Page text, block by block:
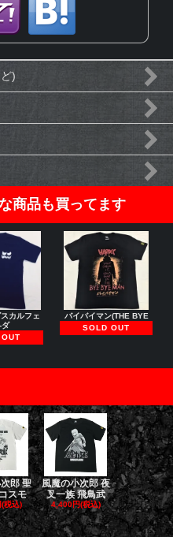
)
商品も買ってます
カルフェ
ダ
バイバイマン(THE BYE
SOLD OUT
郎 聖
スモ
税込)
風魔の小次郎 夜
叉一族 飛鳥武
4,400円(税込)
風魔の小次
魔一族 竜
4,400円(税